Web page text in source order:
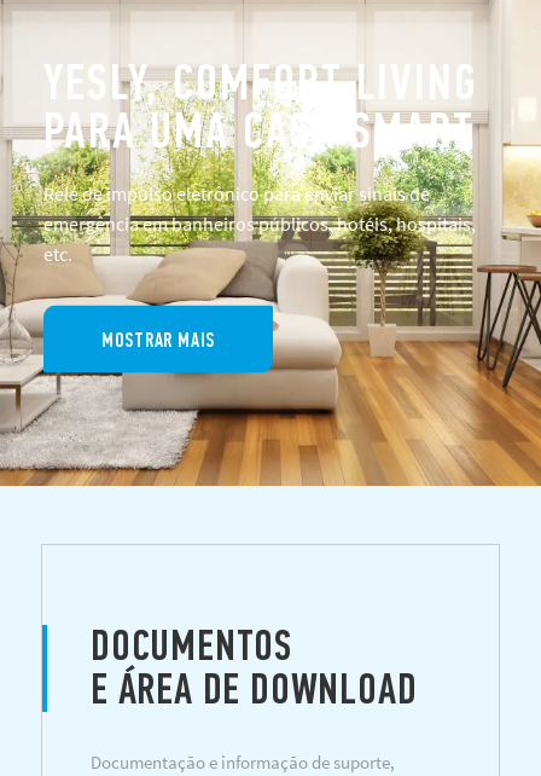
YESLY, COMFORT LIVING
PARA UMA CASA SMART
Relé de impulso eletrônico para enviar sinais de
emergência em banheiros públicos, hotéis, hospitais,
etc.
MOSTRAR MAIS
DOCUMENTOS
E ÁREA DE DOWNLOAD
Documentação e informação de suporte,